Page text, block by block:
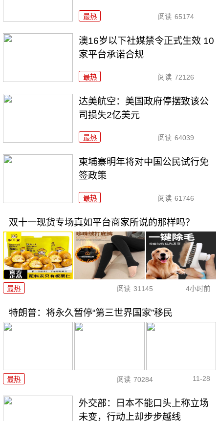
最热 阅读 65174
澳16岁以下社媒禁令正式生效 10
家平台承诺合规
最热 阅读 72126
达美航空：美国政府停摆致该公
司损失2亿美元
最热 阅读 64039
柬埔寨明年将对中国公民试行免
签政策
最热 阅读 61746
双十一现货专场真如平台商家所说的那样吗？
最热 阅读 31145 4小时前
特朗普：将永久暂停“第三世界国家”移民
最热 阅读 70284 11-28
外交部：日本不能口头上称立场
未变，行动上却步步越线